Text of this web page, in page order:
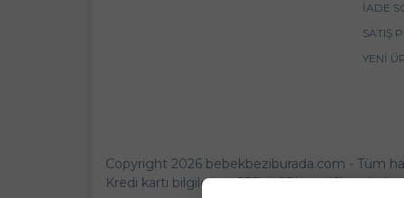
İADE
SATIŞ
YENI
Copyright 2026 bebekbeziburada.com - Tüm
Kredi kartı bilgileriniz 256bit SSL sertifikası ile